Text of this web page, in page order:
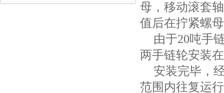
母，移动滚套
值后在拧紧螺
由于20吨手
两手链轮安装
安装完毕，
范围内往复运